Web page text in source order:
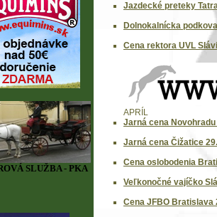
SLUŽBA - PKA
Jazdecké preteky
Dolnokalnícka
Cena rektora UVL
APRÍL
Jarná cena
Jarná cena Čižatice
Cena oslobodenia
Veľkonočné vajíčko
Cena JFBO Bratislava